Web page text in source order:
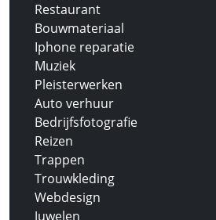
Restaurant
Bouwmateriaal
Iphone reparatie
Muziek
Pleisterwerken
Auto verhuur
Bedrijfsfotografie
Reizen
Trappen
Trouwkleding
Webdesign
Juwelen